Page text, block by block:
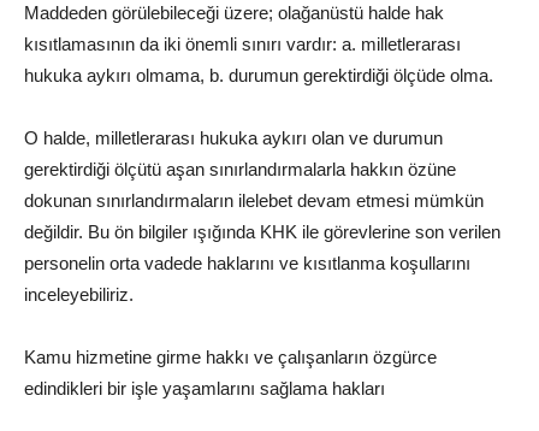
Maddeden görülebileceği üzere; olağanüstü halde hak
kısıtlamasının da iki önemli sınırı vardır: a. milletlerarası
hukuka aykırı olmama, b. durumun gerektirdiği ölçüde olma.
O halde, milletlerarası hukuka aykırı olan ve durumun
gerektirdiği ölçütü aşan sınırlandırmalarla hakkın özüne
dokunan sınırlandırmaların ilelebet devam etmesi mümkün
değildir. Bu ön bilgiler ışığında KHK ile görevlerine son verilen
personelin orta vadede haklarını ve kısıtlanma koşullarını
inceleyebiliriz.
Kamu hizmetine girme hakkı ve çalışanların özgürce
edindikleri bir işle yaşamlarını sağlama hakları